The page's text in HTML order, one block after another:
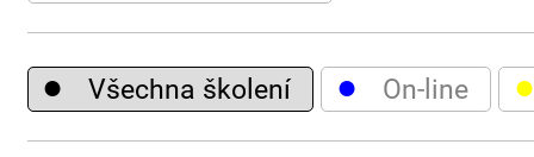
● Všechna školení ● On-line ●